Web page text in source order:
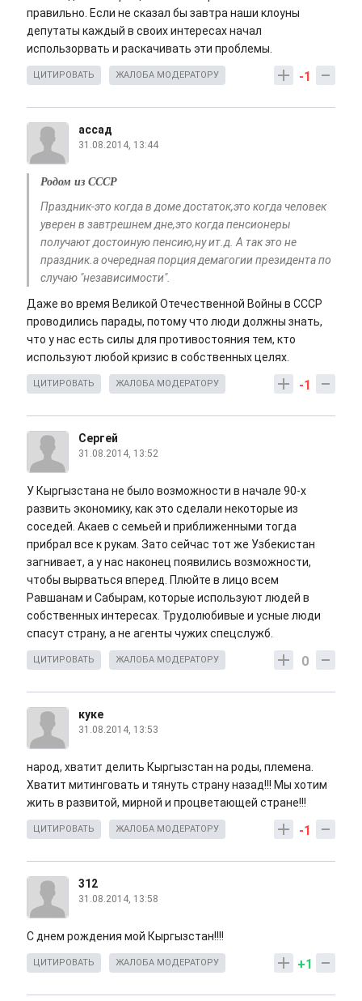
правильно. Если не сказал бы завтра наши клоуны
депутаты каждый в своих интересах начал
использорвать и раскачивать эти проблемы.
-1
ЦИТИРОВАТЬ ЖАЛОБА МОДЕРАТОРУ
ассад
31.08.2014, 13:44
Родом из СССР
Праздник-это когда в доме достаток,это когда человек
уверен в завтрешнем дне,это когда пенсионеры
получают достоиную пенсию,ну ит.д. А так это не
праздник.а очередная порция демагогии президента по
случаю "независимости".
Даже во время Великой Отечественной Войны в СССР
проводились парады, потому что люди должны знать,
что у нас есть силы для противостояния тем, кто
используют любой кризис в собственных целях.
-1
ЦИТИРОВАТЬ ЖАЛОБА МОДЕРАТОРУ
Сергей
31.08.2014, 13:52
У Кыргызстана не было возможности в начале 90-х
развить экономику, как это сделали некоторые из
соседей. Акаев с семьей и приближенными тогда
прибрал все к рукам. Зато сейчас тот же Узбекистан
загнивает, а у нас наконец появились возможности,
чтобы вырваться вперед. Плюйте в лицо всем
Равшанам и Сабырам, которые используют людей в
собственных интересах. Трудолюбивые и усные люди
спасут страну, а не агенты чужих спецслужб.
0
ЦИТИРОВАТЬ ЖАЛОБА МОДЕРАТОРУ
куке
31.08.2014, 13:53
народ, хватит делить Кыргызстан на роды, племена.
Хватит митинговать и тянуть страну назад!!! Мы хотим
жить в развитой, мирной и процветающей стране!!!
-1
ЦИТИРОВАТЬ ЖАЛОБА МОДЕРАТОРУ
312
31.08.2014, 13:58
С днем рождения мой Кыргызстан!!!!
+1
ЦИТИРОВАТЬ ЖАЛОБА МОДЕРАТОРУ